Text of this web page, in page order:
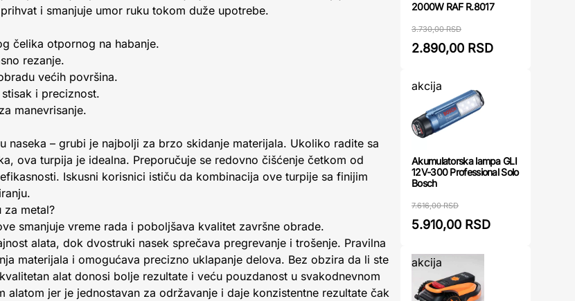
i smanjuje umor ruku tokom duže upotrebe.
čelika otpornog na habanje.
rezanje.
većih površina.
i preciznost.
manevrisanje.
naseka – grubi je najbolji za brzo skidanje materijala. Ukoliko radite sa
ova turpija je idealna. Preporučuje se redovno čišćenje četkom od
Iskusni korisnici ističu da kombinacija ove turpije sa finijim
za metal?
smanjuje vreme rada i poboljšava kvalitet završne obrade.
alata, dok dvostruki nasek sprečava pregrevanje i trošenje. Pravilna
materijala i omogućava precizno uklapanje delova. Bez obzira da li ste
alat donosi bolje rezultate i veću pouzdanost u svakodnevnom
jer je jednostavan za održavanje i daje konzistentne rezultate čak
2000W RAF R.8017
3.730,00 RSD
2.890,00 RSD
akcija
Akumulatorska lampa GLI
12V-300 Professional Solo
Bosch
7.616,00 RSD
5.910,00 RSD
akcija